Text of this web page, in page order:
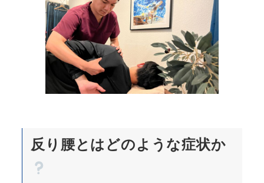
反り腰とはどのような症状か